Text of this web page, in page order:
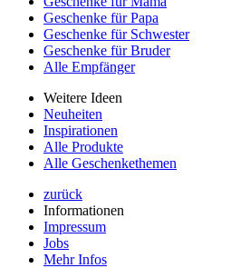
Geschenke für Papa
Geschenke für Schwester
Geschenke für Bruder
Alle Empfänger
Weitere Ideen
Neuheiten
Inspirationen
Alle Produkte
Alle Geschenkethemen
zurück
Informationen
Impressum
Jobs
Mehr Infos